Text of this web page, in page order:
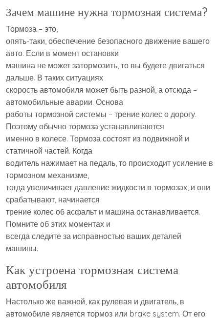
Зачем машине нужна тормозная система?
Тормоза – это,
опять-таки, обеспечение безопасного движение вашего
авто. Если в момент остановки
машина не может затормозить, то вы будете двигаться
дальше. В таких ситуациях
скорость автомобиля может быть разной, а отсюда –
автомобильные аварии. Основа
работы тормозной системы – трение колес о дорогу.
Поэтому обычно тормоза устанавливаются
именно в колесе. Тормоза состоят из подвижной и
статичной частей. Когда
водитель нажимает на педаль, то происходит усиление в
тормозном механизме,
тогда увеличивает давление жидкости в тормозах, и они
срабатывают, начинается
трение колес об асфальт и машина останавливается.
Помните об этих моментах и
всегда следите за исправностью ваших деталей
машины.
Как устроена тормозная система
автомобиля
Настолько же важной, как рулевая и двигатель, в
автомобиле является тормоз или brake system. От его